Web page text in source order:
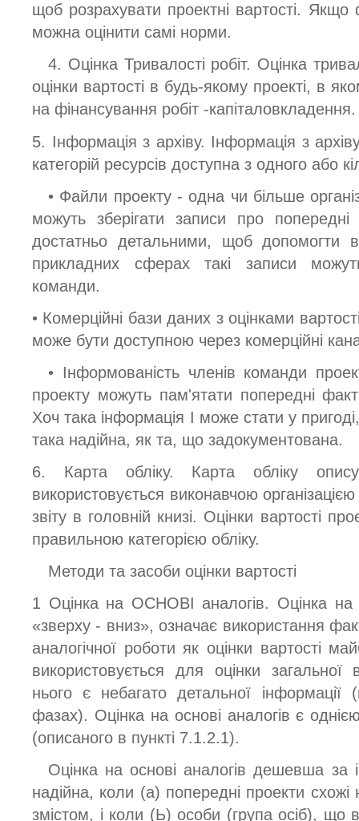
щоб розрахувати проектні вартості. Якщо
можна оцінити самі норми.
4. Оцінка Тривалості робіт. Оцінка
оцінки вартості в будь-якому проекті, в
на фінансування робіт -капіталовкладення.
5. Інформація з архіву. Інформація з
категорій ресурсів доступна з одного або
• Файли проекту - одна чи більше
можуть зберігати записи про попередні
достатньо детальними, щоб допомогти
прикладних сферах такі записи
команди.
• Комерційні бази даних з оцінками
може бути доступною через комерційні
• Інформованість членів команди
проекту можуть пам'ятати попередні
Хоч така інформація І може стати у
така надійна, як та, що задокументована.
6. Карта обліку. Карта обліку
використовується виконавчою
звіту в головній книзі. Оцінки вартості
правильною категорією обліку.
Методи та засоби оцінки вартості
1 Оцінка на ОСНОВІ аналогів. Оцінка на
«зверху - вниз», означає використання
аналогічної роботи як оцінки вартості
використовується для оцінки загальної
нього є небагато детальної інформації
фазах). Оцінка на основі аналогів є
(описаного в пункті 7.1.2.1).
Оцінка на основі аналогів дешевша за
надійна, коли (а) попередні проекти
змістом, і коли (Ь) особи (група осіб),